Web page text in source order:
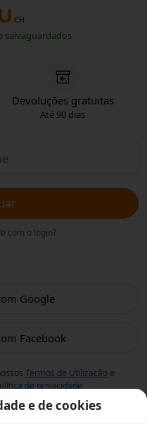
CH
salvaguardados
Devoluções gratuitas
Até 90 dias
com o login?
Google
Facebook
Termos de Utilizaçãoe
de privacidade.
e de cookies